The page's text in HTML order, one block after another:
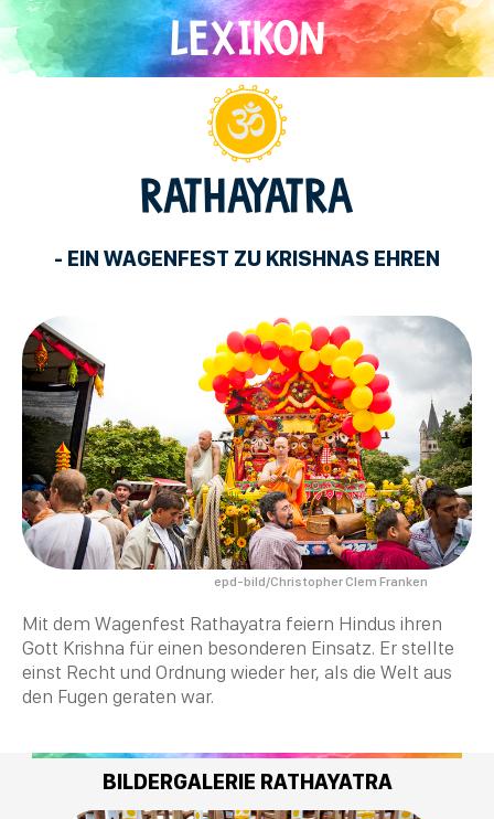
Direkt
zum
Inhalt
RATHAYATRA
- EIN WAGENFEST ZU KRISHNAS EHREN
epd-bild/Christopher Clem Franken
Mit dem Wagenfest Rathayatra feiern Hindus ihren
Gott Krishna für einen besonderen Einsatz. Er stellte
einst Recht und Ordnung wieder her, als die Welt aus
den Fugen geraten war.
BILDERGALERIE RATHAYATRA